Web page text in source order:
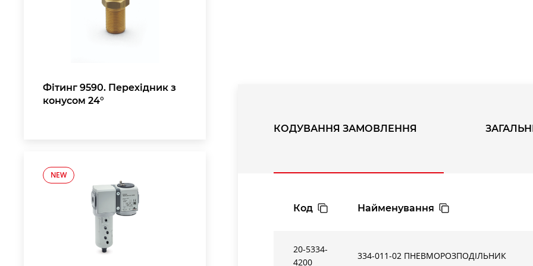
Фітинг 9590. Перехідник з
конусом 24°
NEW
338L-...
KW-338
358-...
КОДУВАННЯ ЗАМОВЛЕННЯ
Код Найменування
20-5334-
4200
334-011-02 ПНЕВМОРОЗПОДIЛЬНИК